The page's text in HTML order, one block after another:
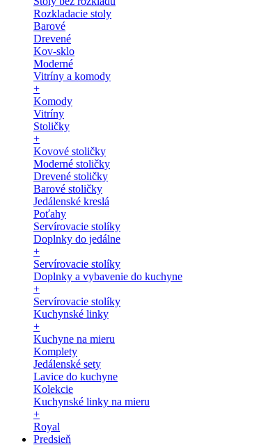
Rozkladacie stoly
Barové
Drevené
Kov-sklo
Moderné
Vitríny a komody
+
Komody
Vitríny
Stoličky
+
Kovové stoličky
Moderné stoličky
Drevené stoličky
Barové stoličky
Jedálenské kreslá
Poťahy
Servírovacie stolíky
Doplnky do jedálne
+
Servírovacie stolíky
Doplnky a vybavenie do kuchyne
+
Servírovacie stolíky
Kuchynské linky
+
Kuchyne na mieru
Komplety
Jedálenské sety
Lavice do kuchyne
Kolekcie
Kuchynské linky na mieru
+
Royal
Predsieň